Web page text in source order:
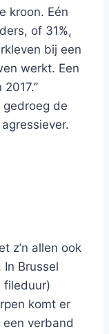
kroon. Eén
of 31%,
bij een
werkt. Een
de
z’n allen ook
Brussel
fileduur)
komt er
verband